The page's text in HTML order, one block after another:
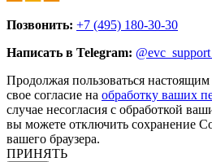
Позвонить: +7 (495) 180-30-30
Написать в Telegram:
Продолжая пользоваться
свое согласие на обработку ваших
случае несогласия с обработкой
вы можете отключить сохранение
вашего браузера.
ПРИНЯТЬ